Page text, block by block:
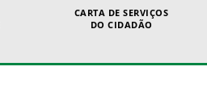
CARTA DE SERVIÇOS
DO CIDADÃO